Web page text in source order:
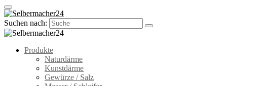
Suchen nach:
Produkte
Naturdärme
Kunstdärme
Gewürze / Salz